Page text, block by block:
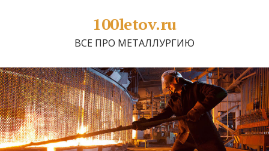
100letov.ru
ВСЕ ПРО МЕТАЛЛУРГИЮ